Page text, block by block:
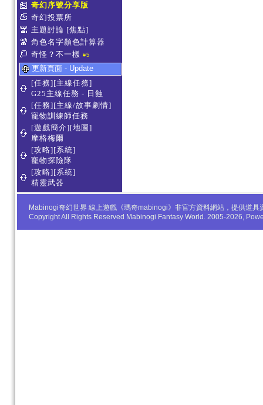
奇幻序號分享版
奇幻投票所
主題討論 [焦點]
角色名字顏色計算器
奇怪？不一樣 #5
更新頁面 - Update
[任務][主線任務]
G25主線任務 - 日蝕
[任務][主線/故事劇情]
寵物訓練師任務
[遊戲簡介][地圖]
摩格梅爾
[攻略][系統]
寵物探險隊
[攻略][系統]
精靈武器
Mabinogi奇幻世界 線上遊戲《瑪奇mabinogi》非官方資料網站，提供道
Copyright All Rights Reserved Mabinogi Fantasy World. 2005-2026,